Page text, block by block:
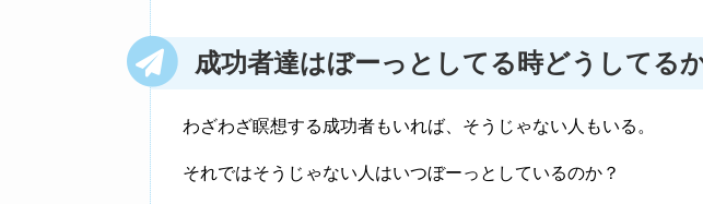
成功者達はぼーっとしてる時どうしてる
わざわざ瞑想する成功者もいれば、そうじゃない人もいる。
それではそうじゃない人はいつぼーっとしているのか？